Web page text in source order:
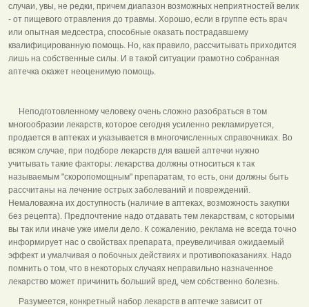
случаи, увы, не редки, причем диапазон возможных неприятностей велик
- от пищевого отравления до травмы. Хорошо, если в группе есть врач
или опытная медсестра, способные оказать пострадавшему
квалифицированную помощь. Но, как правило, рассчитывать приходится
лишь на собственные силы. И в такой ситуации грамотно собранная
аптечка окажет неоценимую помощь.
Неподготовленному человеку очень сложно разобраться в том
многообразии лекарств, которое сегодня усиленно рекламируется,
продается в аптеках и указывается в многочисленных справочниках. Во
всяком случае, при подборе лекарств для вашей аптечки нужно
учитывать такие факторы: лекарства должны относиться к так
называемым "скоропомощным" препаратам, то есть, они должны быть
рассчитаны на лечение острых заболеваний и повреждений.
Немаловажна их доступность (наличие в аптеках, возможность закупки
без рецепта). Предпочтение надо отдавать тем лекарствам, с которыми
вы так или иначе уже имели дело. К сожалению, реклама не всегда точно
информирует нас о свойствах препарата, преувеличивая ожидаемый
эффект и умалчивая о побочных действиях и противопоказаниях. Надо
помнить о том, что в некоторых случаях неправильно назначенное
лекарство может причинить больший вред, чем собственно болезнь.
Разумеется, конкретный набор лекарств в аптечке зависит от